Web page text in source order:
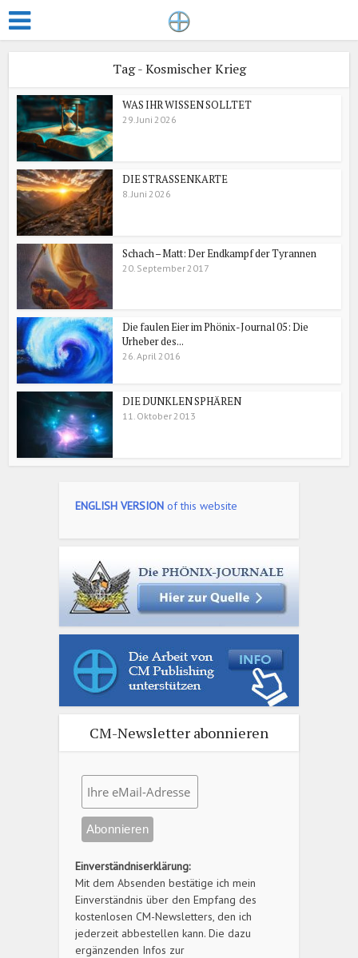
Tag - Kosmischer Krieg
WAS IHR WISSEN SOLLTET
29. Juni 2026
DIE STRASSENKARTE
8. Juni 2026
Schach – Matt: Der Endkampf der Tyrannen
20. September 2017
Die faulen Eier im Phönix-Journal 05: Die
Urheber des...
26. April 2016
DIE DUNKLEN SPHÄREN
11. Oktober 2013
ENGLISH VERSION of this website
CM-Newsletter abonnieren
Einverständniserklärung:
Mit dem Absenden bestätige ich mein
Einverständnis über den Empfang des
kostenlosen CM-Newsletters, den ich
jederzeit abbestellen kann. Die dazu
ergänzenden Infos zur